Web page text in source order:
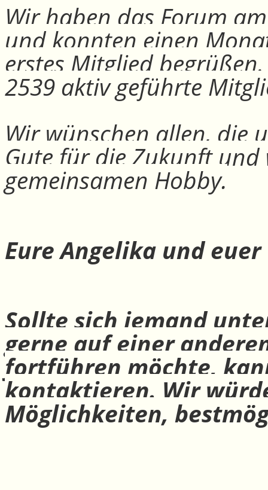
Wir haben das Forum
und konnten einen
erstes Mitglied
2539 aktiv geführte
Wir wünschen allen, die
Gute für die Zukunft
gemeinsamen Hobby.
Eure Angelika und
Sollte sich jemand
gerne auf einer
fortführen möchte,
kontaktieren. Wir
Möglichkeiten,